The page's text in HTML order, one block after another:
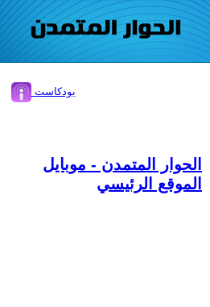
بودكاست
الحوار المتمدن - موبايل
الموقع الرئيسي